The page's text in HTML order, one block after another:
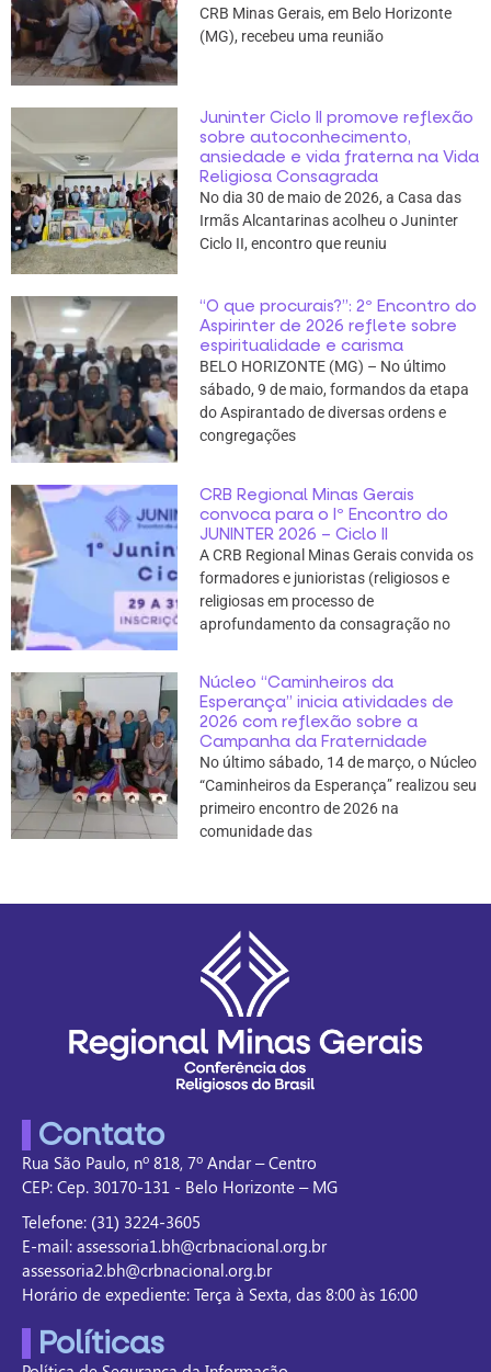
CRB Minas Gerais, em Belo Horizonte
(MG), recebeu uma reunião
Juninter Ciclo II promove reflexão
sobre autoconhecimento,
ansiedade e vida fraterna na Vida
Religiosa Consagrada
No dia 30 de maio de 2026, a Casa das
Irmãs Alcantarinas acolheu o Juninter
Ciclo II, encontro que reuniu
“O que procurais?”: 2º Encontro do
Aspirinter de 2026 reflete sobre
espiritualidade e carisma
BELO HORIZONTE (MG) – No último
sábado, 9 de maio, formandos da etapa
do Aspirantado de diversas ordens e
congregações
CRB Regional Minas Gerais
convoca para o Iº Encontro do
JUNINTER 2026 – Ciclo II
A CRB Regional Minas Gerais convida os
formadores e junioristas (religiosos e
religiosas em processo de
aprofundamento da consagração no
Núcleo “Caminheiros da
Esperança” inicia atividades de
2026 com reflexão sobre a
Campanha da Fraternidade
No último sábado, 14 de março, o Núcleo
“Caminheiros da Esperança” realizou seu
primeiro encontro de 2026 na
comunidade das
Contato
Rua São Paulo, nº 818, 7º Andar – Centro
CEP: Cep. 30170-131 - Belo Horizonte – MG
Telefone: (31) 3224-3605
E-mail: assessoria1.bh@crbnacional.org.br
assessoria2.bh@crbnacional.org.br
Horário de expediente: Terça à Sexta, das 8:00 às 16:00
Políticas